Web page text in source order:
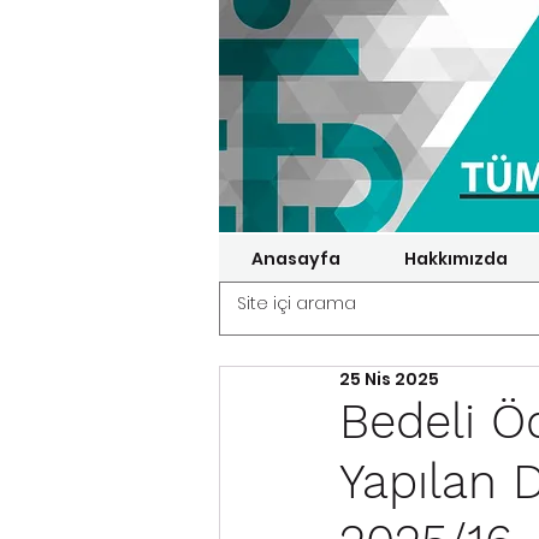
Anasayfa Hakkımızda
Bedeli
Yapılan
25 Nis 2025